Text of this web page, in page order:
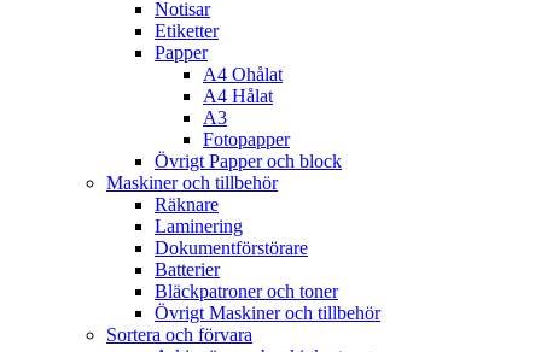
Notisar
Etiketter
Papper
A4 Ohålat
A4 Hålat
A3
Fotopapper
Övrigt Papper och block
Maskiner och tillbehör
Räknare
Laminering
Dokumentförstörare
Batterier
Bläckpatroner och toner
Övrigt Maskiner och tillbehör
Sortera och förvara